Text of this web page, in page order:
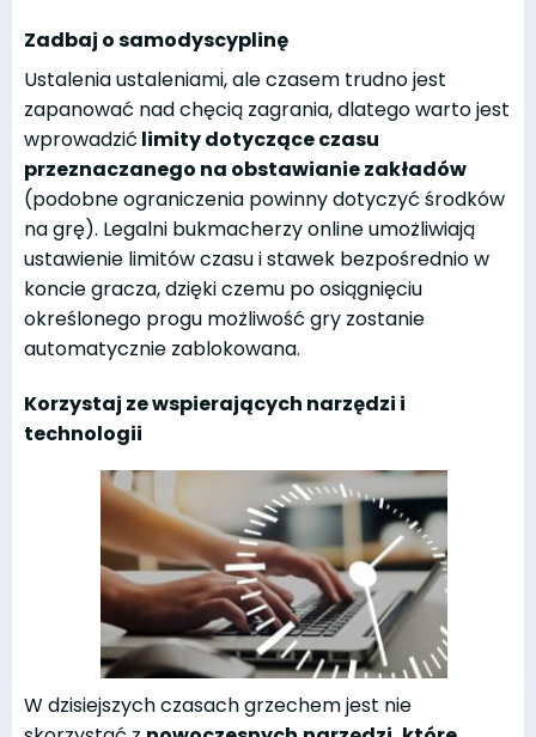
Zadbaj o samodyscyplinę
Ustalenia ustaleniami, ale czasem trudno jest
zapanować nad chęcią zagrania, dlatego warto jest
wprowadzić limity dotyczące czasu
przeznaczanego na obstawianie zakładów
(podobne ograniczenia powinny dotyczyć środków
na grę). Legalni bukmacherzy online umożliwiają
ustawienie limitów czasu i stawek bezpośrednio w
koncie gracza, dzięki czemu po osiągnięciu
określonego progu możliwość gry zostanie
automatycznie zablokowana.
Korzystaj ze wspierających narzędzi i
technologii
W dzisiejszych czasach grzechem jest nie